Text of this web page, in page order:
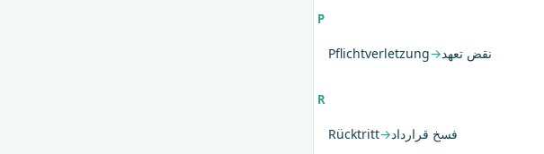
P
Pflichtverletzung→نقض تعهد
R
Rücktritt→فسخ قرارداد